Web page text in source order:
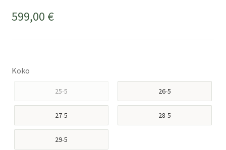
599,00 €
Koko
25-5 26-5
27-5 28-5
29-5